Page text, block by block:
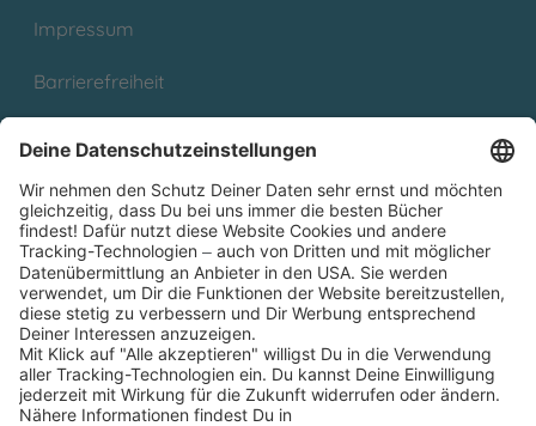
Impressum
Barrierefreiheit
Partnerprogramm (Affiliate)
Folge uns auf
* Versandkostenfrei ab 9,00 € Bestellwert innerhalb